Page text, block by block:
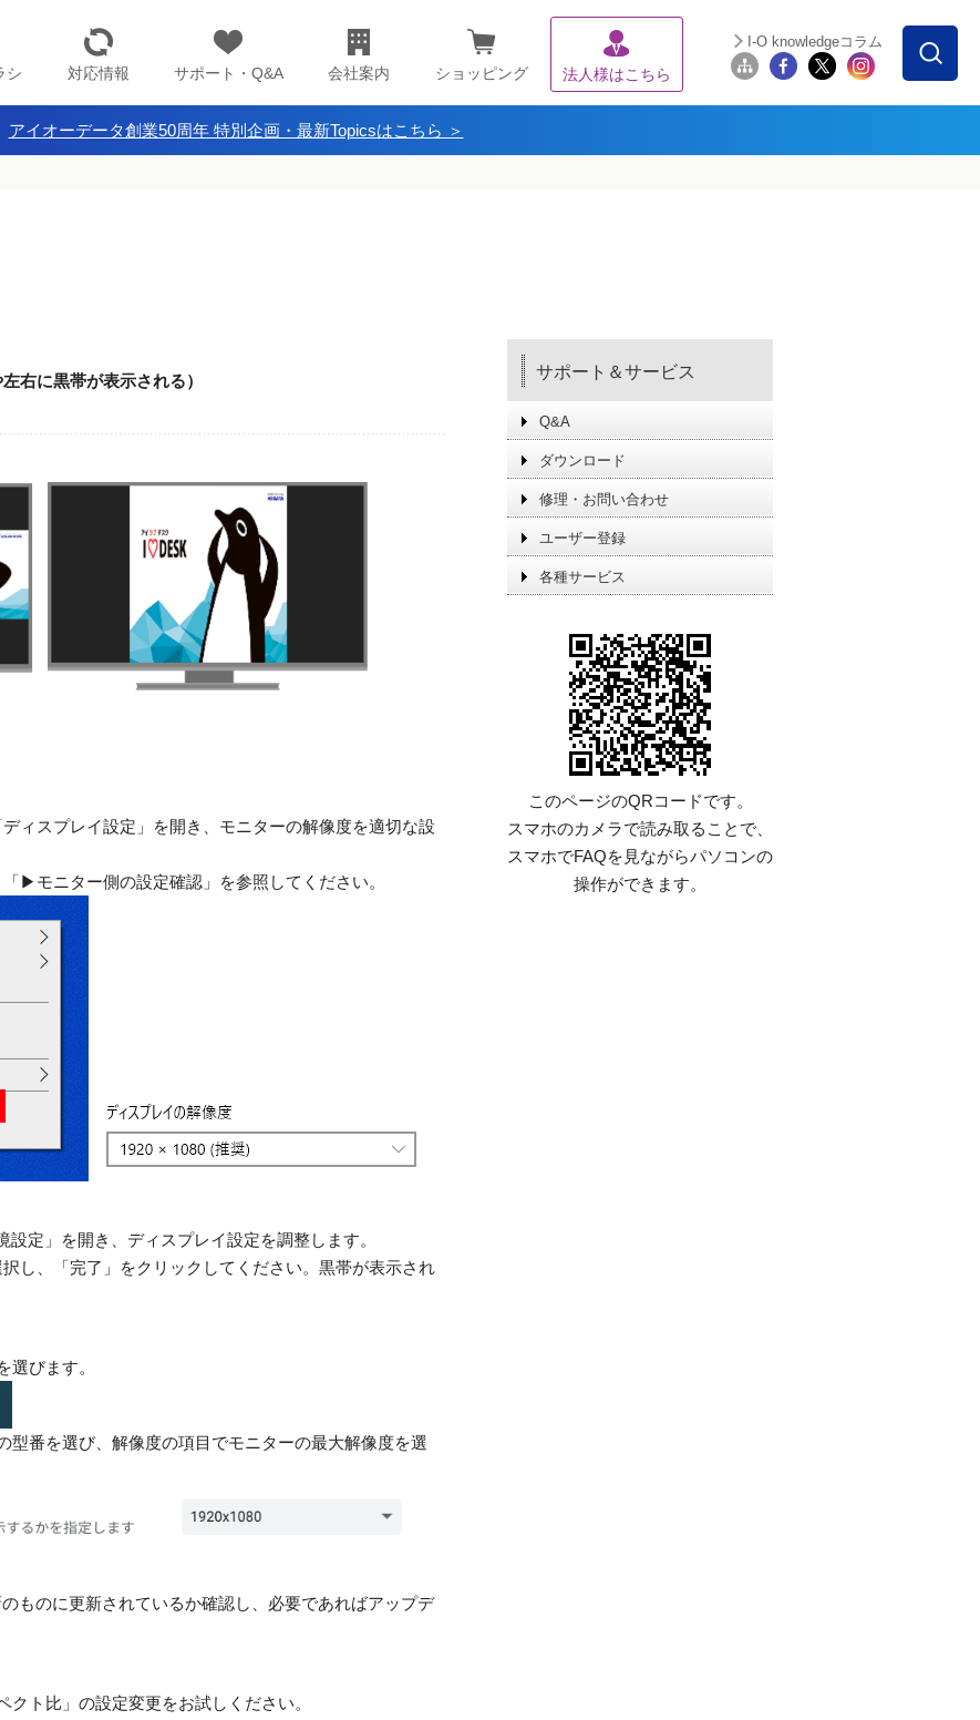
シ 対応情報 サポート・Q&A 会社案内 ショッピング 法人様はこちら
I-O knowledgeコラム
アイオーデータ創業50周年 特別企画・最新Topicsはこちら ＞
右に黒帯が表示される）
ィスプレイ設定」を開き、モニターの解像度を適切な設
▶モニター側の設定確認」を参照してください。
定」を開き、ディスプレイ設定を調整します。
し、「完了」をクリックしてください。黒帯が表示され
選びます。
型番を選び、解像度の項目でモニターの最大解像度を選
ものに更新されているか確認し、必要であればアップデ
ト比」の設定変更をお試しください。
サポート＆サービス
Q&A
ダウンロード
修理・お問い合わせ
ユーザー登録
各種サービス
このページのQRコードです。
スマホのカメラで読み取ることで、
スマホでFAQを見ながらパソコンの
操作ができます。